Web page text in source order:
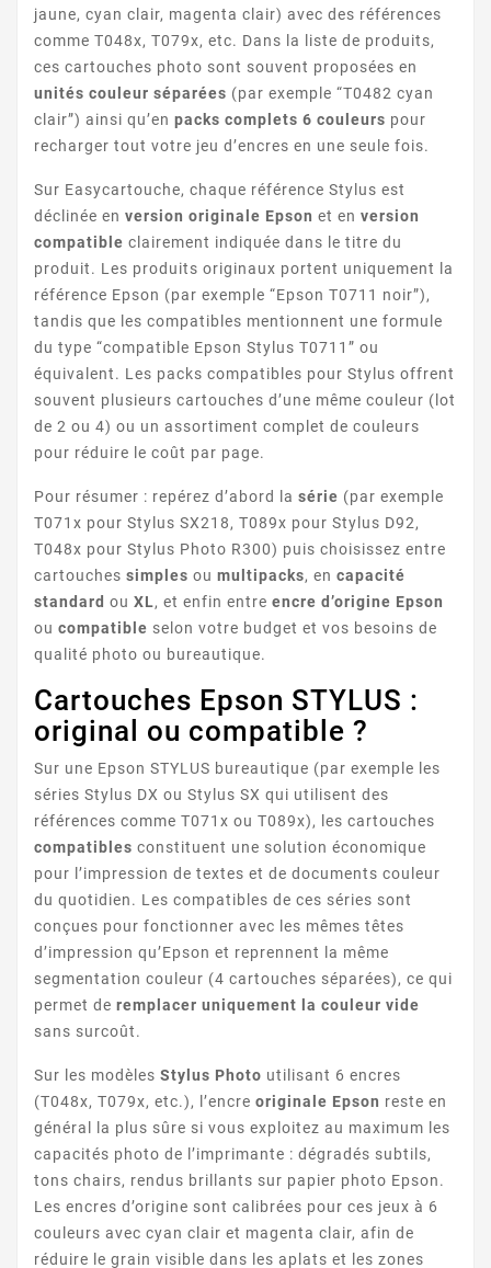
STYLUS D78
STYLUS DX4000
STYLUS DX4050
STYLUS DX4400
STYLUS DX4450
jaune, cyan clair, magenta clair) avec des références
comme T048x, T079x, etc. Dans la liste de produits,
ces cartouches photo sont souvent proposées en
unités couleur séparées (par exemple “T0482 cyan
clair”) ainsi qu’en packs complets 6 couleurs pour
recharger tout votre jeu d’encres en une seule fois.
Sur Easycartouche, chaque référence Stylus est
déclinée en version originale Epson et en version
compatible clairement indiquée dans le titre du
produit. Les produits originaux portent uniquement la
référence Epson (par exemple “Epson T0711 noir”),
tandis que les compatibles mentionnent une formule
du type “compatible Epson Stylus T0711” ou
équivalent. Les packs compatibles pour Stylus offrent
souvent plusieurs cartouches d’une même couleur (lot
de 2 ou 4) ou un assortiment complet de couleurs
pour réduire le coût par page.
Pour résumer : repérez d’abord la série (par exemple
T071x pour Stylus SX218, T089x pour Stylus D92,
T048x pour Stylus Photo R300) puis choisissez entre
cartouches simples ou multipacks, en capacité
standard ou XL, et enfin entre encre d’origine Epson
ou compatible selon votre budget et vos besoins de
qualité photo ou bureautique.
Cartouches Epson STYLUS :
original ou compatible ?
Sur une Epson STYLUS bureautique (par exemple les
séries Stylus DX ou Stylus SX qui utilisent des
références comme T071x ou T089x), les cartouches
compatibles constituent une solution économique
pour l’impression de textes et de documents couleur
du quotidien. Les compatibles de ces séries sont
conçues pour fonctionner avec les mêmes têtes
d’impression qu’Epson et reprennent la même
segmentation couleur (4 cartouches séparées), ce qui
permet de remplacer uniquement la couleur vide
sans surcoût.
Sur les modèles Stylus Photo utilisant 6 encres
(T048x, T079x, etc.), l’encre originale Epson reste en
général la plus sûre si vous exploitez au maximum les
capacités photo de l’imprimante : dégradés subtils,
tons chairs, rendus brillants sur papier photo Epson.
Les encres d’origine sont calibrées pour ces jeux à 6
couleurs avec cyan clair et magenta clair, afin de
réduire le grain visible dans les aplats et les zones